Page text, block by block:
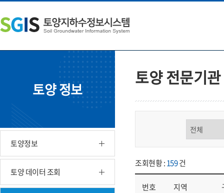
문
내
용
쪽
메
뉴
단
주
소
토양 정보
토양정보
토양 데이터 조회
토양 전문기관
조회현황 :159건
번호 지역